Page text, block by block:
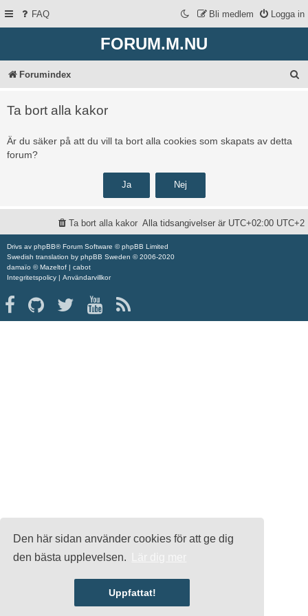
Den här sidan använder cookies för att ge dig
den bästa upplevelsen.
Uppfattat!
FAQ Logga in
Bli medlem
FORUM.M.NU
Forumindex
Ta bort alla kakor
Är du säker på att du vill ta bort alla cookies som skapats av detta
forum?
Alla tidsangivelser är UTC+02:00 UTC+2
Ta bort alla kakor
Drivs av phpBB® Forum Software © phpBB Limited
Swedish translation by phpBB Sweden © 2006-2020
damaïo ©Mazeltof | cabot
Integritetspolicy | Användarvillkor